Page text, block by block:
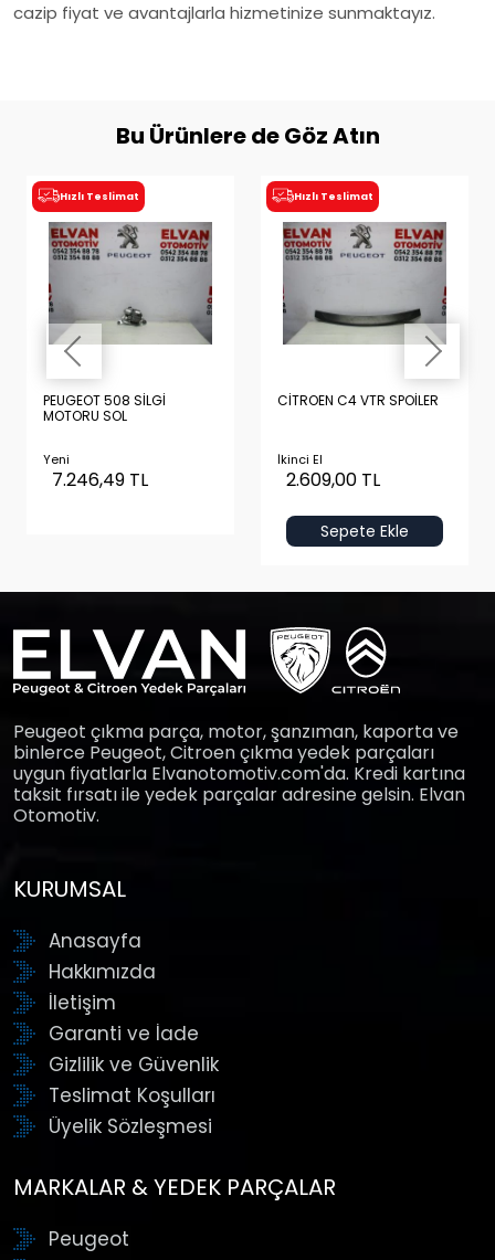
cazip fiyat ve avantajlarla hizmetinize sunmaktayız.
Bu Ürünlere de Göz Atın
Hızlı Teslimat
PEUGEOT 508 SİLGİ
MOTORU SOL
Yeni
7.246,49 TL
Hızlı Teslimat
CİTROEN C4 VTR SPOİLER
İkinci El
2.609,00 TL
Sepete Ekle
Peugeot çıkma parça, motor, şanzıman, kaporta ve
binlerce Peugeot, Citroen çıkma yedek parçaları
uygun fiyatlarla Elvanotomotiv.com'da. Kredi kartına
taksit fırsatı ile yedek parçalar adresine gelsin. Elvan
Otomotiv.
KURUMSAL
Anasayfa
Hakkımızda
İletişim
Garanti ve İade
Gizlilik ve Güvenlik
Teslimat Koşulları
Üyelik Sözleşmesi
MARKALAR & YEDEK PARÇALAR
Peugeot